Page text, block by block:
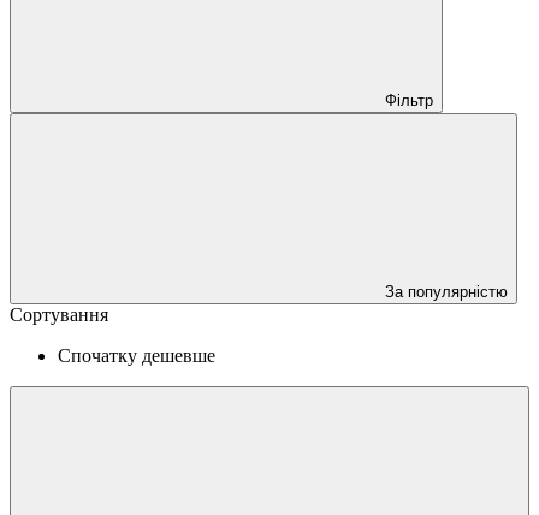
Фільтр
За популярністю
Сортування
Спочатку дешевше